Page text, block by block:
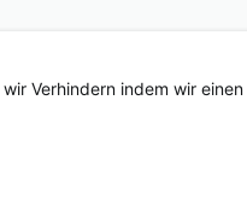
Verhindern indem wir